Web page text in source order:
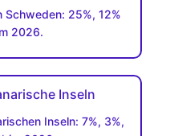
25%, 12%
2026.
Inseln
Inseln: 7%, 3%,